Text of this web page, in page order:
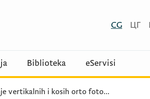
CG ЦГ
Biblioteka eServisi
vertikalnih i kosih orto foto...